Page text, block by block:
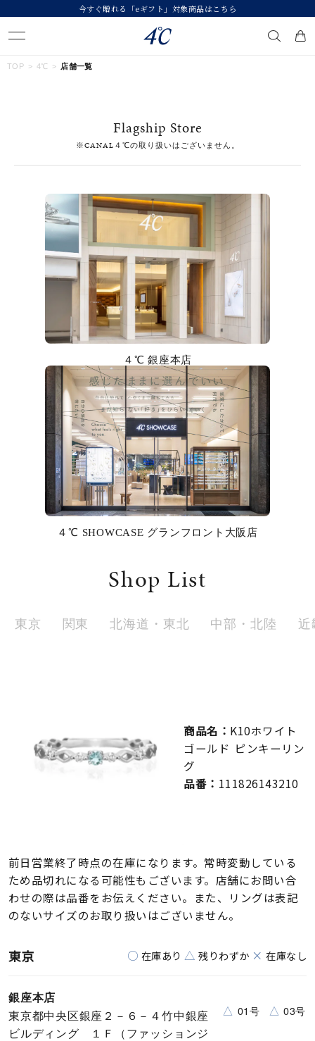
今すぐ贈れる「eギフト」対象商品はこちら
#ダイヤモンド ネックレス
#くまのプーさん
#エタニティ
#ジュエリー
カテゴリー すべてのジュエリー
ファッションテイスト
着用シーン
在庫ありのみ
TOP 4℃ 店舗一覧
Flagship Store
※CANAL４℃の取り扱いはございません。
４℃ 銀座本店
４℃ SHOWCASE グランフロント大阪店
Shop List
東京 関東 北海道・東北 中部・北陸 近
商品名： K10ホワイト
ゴールド ピンキーリン
グ
品番： 111826143210
前日営業終了時点の在庫になります。常時変動している
ため品切れになる可能性もございます。店舗にお問い合
わせの際は品番をお伝えください。また、リングは表記
のないサイズのお取り扱いはございません。
○ 在庫あり △ 残りわずか × 在庫なし
東京
銀座本店
東京都中央区銀座２－６－４竹中銀座
ビルディング １Ｆ（ファッションジ
△ 01号 △ 03号